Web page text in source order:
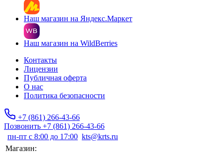
Наш магазин на Яндекс.Маркет
Наш магазин на WildBerries
Контакты
Лицензии
Публичная оферта
О нас
Политика безопасности
+7 (861) 266-43-66
Позвонить +7 (861) 266-43-66
пн-пт с 8:00 до 17:00 kts@krts.ru
Магазин: